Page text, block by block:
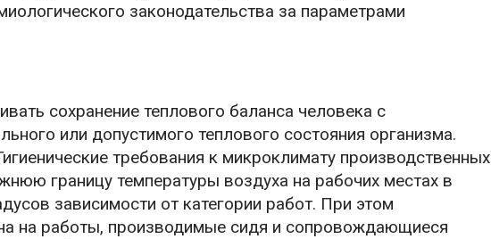
законодательства за параметрами
сохранение теплового баланса человека с
или допустимого теплового состояния организма.
требования к микроклимату производственных
границу температуры воздуха на рабочих местах в
зависимости от категории работ. При этом
на работы, производимые сидя и сопровождающиеся